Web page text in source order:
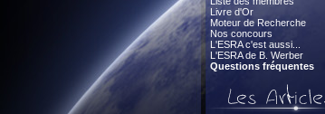
Livre d'Or
Moteur de Recherche
Nos concours
L'ESRA c'est aussi...
L'ESRA de B. Werber
Questions fréquentes